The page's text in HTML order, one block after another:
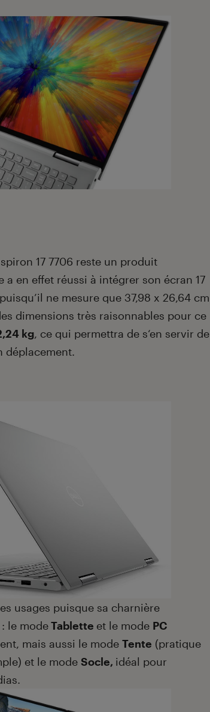
17 7706 reste un produit
en effet réussi à intégrer son écran 17
ne mesure que 37,98 x 26,64 cm
dimensions très raisonnables pour ce
kg, ce qui permettra de s‘en servir de
déplacement.
usages puisque sa charnière
le modeTablette et le mode PC
mais aussi le mode Tente (pratique
et le mode Socle, idéal pour